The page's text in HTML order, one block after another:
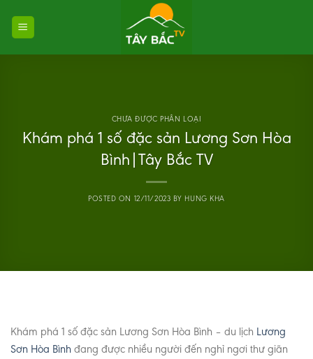
CHƯA ĐƯỢC PHÂN LOẠI
Khám phá 1 số đặc sản Lương Sơn Hòa
Bình|Tây Bắc TV
POSTED ON 12/11/2023 BY HUNG KHA
Khám phá 1 số đặc sản Lương Sơn Hòa Bình – du lịch Lương
Sơn Hòa Bình đang được nhiều người đến nghỉ ngơi thư giãn